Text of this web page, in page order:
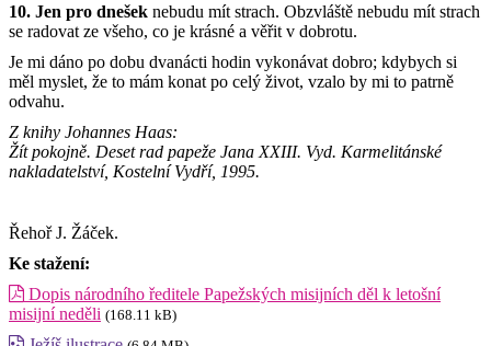
10. Jen pro dnešek nebudu mít strach. Obzvláště nebudu mít strach
se radovat ze všeho, co je krásné a věřit v dobrotu.
Je mi dáno po dobu dvanácti hodin vykonávat dobro; kdybych si
měl myslet, že to mám konat po celý život, vzalo by mi to patrně
odvahu.
Z knihy Johannes Haas:
Žít pokojně. Deset rad papeže Jana XXIII. Vyd. Karmelitánské
nakladatelství, Kostelní Vydří, 1995.
Řehoř J. Žáček.
Ke stažení:
Dopis národního ředitele Papežských misijních děl k letošní
misijní neděli (168.11 kB)